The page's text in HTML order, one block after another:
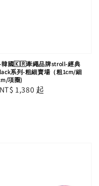
韓國🇰🇷牽繩品牌stroll-經典
系列-粗細賣場（粗1cm/細
項圈)
NT$ 1,380 起